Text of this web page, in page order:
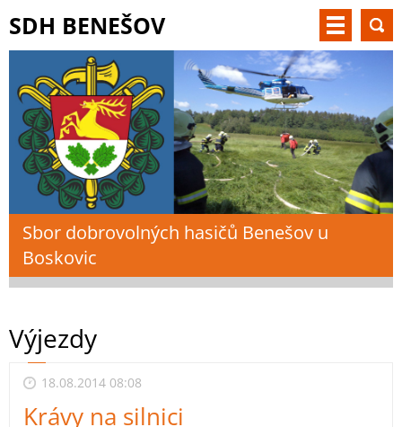
SDH BENEŠOV
Sbor dobrovolných hasičů Benešov u
Boskovic
Výjezdy
18.08.2014 08:08
Krávy na silnici